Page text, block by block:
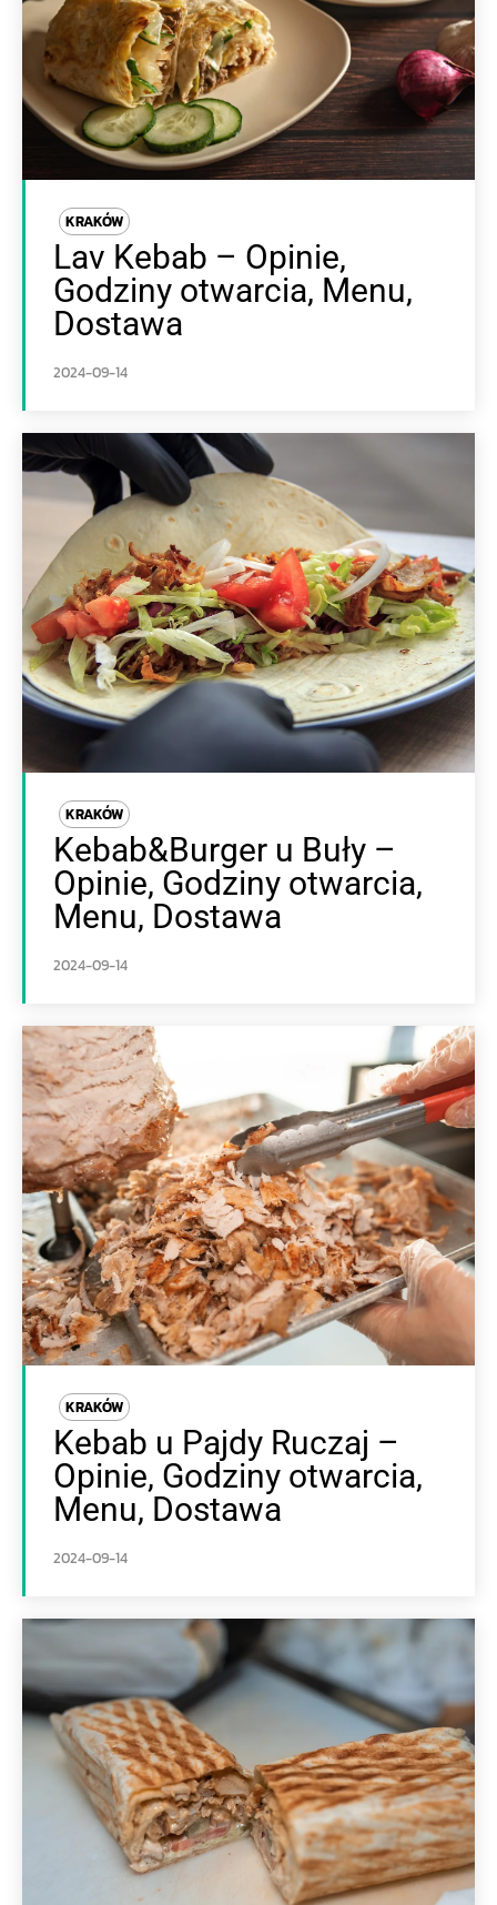
KRAKÓW
Lav Kebab – Opinie,
Godziny otwarcia, Menu,
Dostawa
2024-09-14
KRAKÓW
Kebab&Burger u Buły –
Opinie, Godziny otwarcia,
Menu, Dostawa
2024-09-14
KRAKÓW
Kebab u Pajdy Ruczaj –
Opinie, Godziny otwarcia,
Menu, Dostawa
2024-09-14